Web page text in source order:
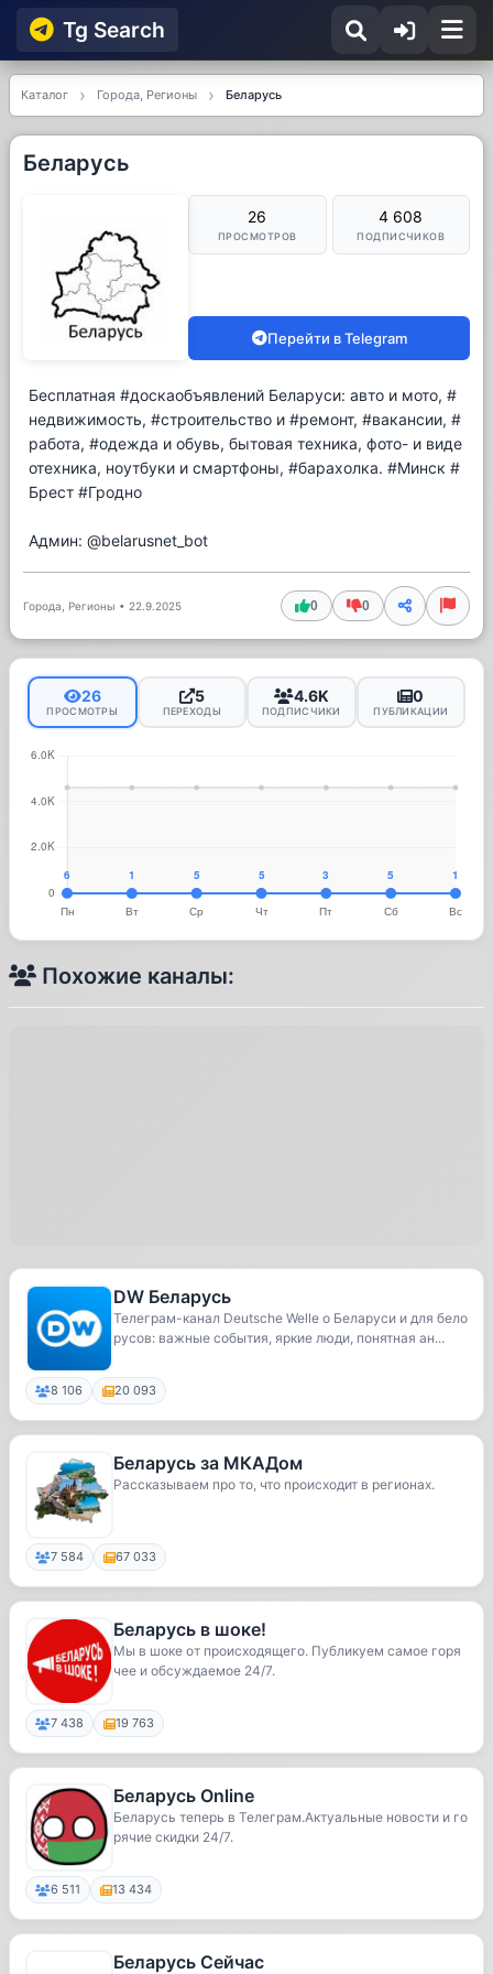
Tg Searсh
Каталог Города, Регионы Беларусь
Беларусь
26
ПРОСМОТРОВ
4 608
ПОДПИСЧИКОВ
Перейти в Telegram
Бесплатная #доскаобъявлений Беларуси: авто и мото, #
недвижимость, #строительство и #ремонт, #вакансии, #
работа, #одежда и обувь, бытовая техника, фото- и виде
отехника, ноутбуки и смартфоны, #барахолка. #Минск #
Брест #Гродно
Админ: @belarusnet_bot
Города, Регионы • 22.9.2025 0 0
26
ПРОСМОТРЫ
5
ПЕРЕХОДЫ
4.6K
ПОДПИСЧИКИ
0
ПУБЛИКАЦИИ
Похожие каналы:
DW Беларусь
Телеграм-канал Deutsche Welle о Беларуси и для бело
русов: важные события, яркие люди, понятная ан...
8 106 20 093
Беларусь за МКАДом
Рассказываем про то, что происходит в регионах.
7 584 67 033
Беларусь в шоке!
Мы в шоке от происходящего. Публикуем самое горя
чее и обсуждаемое 24/7.
7 438 19 763
Беларусь Online
Беларусь теперь в Телеграм.Актуальные новости и го
рячие скидки 24/7.
6 511 13 434
Беларусь Сейчас